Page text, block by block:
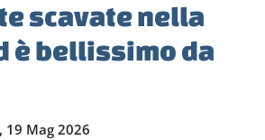
scavate nella
è bellissimo da
19 Mag 2026